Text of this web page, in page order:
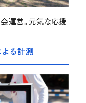
運営。元気な応援
る計測